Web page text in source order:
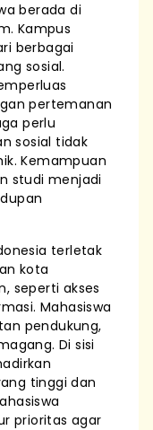
berada di
Kampus
berbagai
sosial.
pertemanan
perlu
sosial tidak
Kemampuan
studi menjadi
terletak
kota
seperti akses
Mahasiswa
pendukung,
Di sisi
tinggi dan
prioritas agar